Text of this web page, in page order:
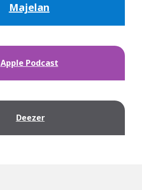
Majelan
Apple Podcast
Deezer